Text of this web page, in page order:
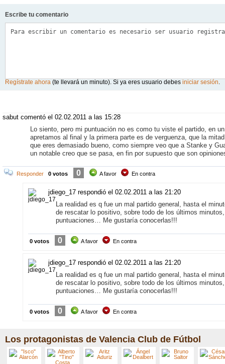
Escribe tu comentario
Regístrate ahora (te llevará un minuto). Si ya eres usuario debes iniciar sesión
sabut comentó el 02.02.2011 a las 15:28
Lo siento, pero mi puntuación no es como tu viste el partido, en
apretamos al final y la primera parte es de verguenza, que la
que eres demasiado bueno, como siempre veo que a Stanke y
un notable creo que se pasa, en fin por supuesto que son
Responder 0 votos 0 A favor En contra
jdiego_17 respondió el 02.02.2011 a las 21:20
La realidad es q fue un mal partido general, hasta el
de rescatar lo positivo, sobre todo de los últimos
puntuaciones… Me gustaría conocerlas!!!
0 votos 0 A favor En contra
jdiego_17 respondió el 02.02.2011 a las 21:20
La realidad es q fue un mal partido general, hasta el
de rescatar lo positivo, sobre todo de los últimos
puntuaciones… Me gustaría conocerlas!!!
0 votos 0 A favor En contra
Los protagonistas de Valencia Club de Fútbol